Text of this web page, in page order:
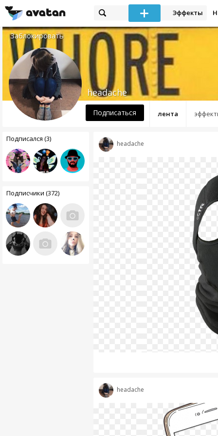
Эффекты
Заблокировать
лента
headache
Подписаться
Подписался (3)
Подписчики (372)
headache
headache